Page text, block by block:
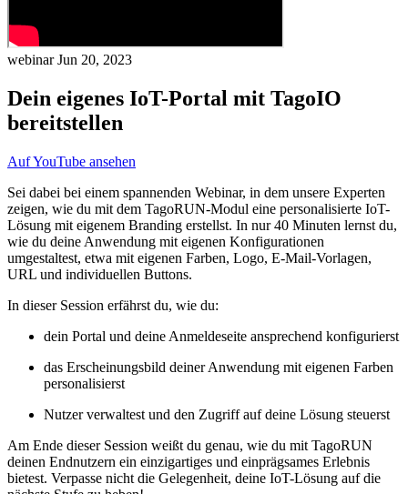
webinarJun 20, 2023
Dein eigenes IoT-Portal mit TagoIO
bereitstellen
Auf YouTube ansehen
Sei dabei bei einem spannenden Webinar, in dem unsere Experten
zeigen, wie du mit dem TagoRUN-Modul eine personalisierte IoT-
Lösung mit eigenem Branding erstellst. In nur 40 Minuten lernst du,
wie du deine Anwendung mit eigenen Konfigurationen
umgestaltest, etwa mit eigenen Farben, Logo, E-Mail-Vorlagen,
URL und individuellen Buttons.
In dieser Session erfährst du, wie du:
dein Portal und deine Anmeldeseite ansprechend konfigurierst
das Erscheinungsbild deiner Anwendung mit eigenen Farben
personalisierst
Nutzer verwaltest und den Zugriff auf deine Lösung steuerst
Am Ende dieser Session weißt du genau, wie du mit TagoRUN
deinen Endnutzern ein einzigartiges und einprägsames Erlebnis
bietest. Verpasse nicht die Gelegenheit, deine IoT-Lösung auf die